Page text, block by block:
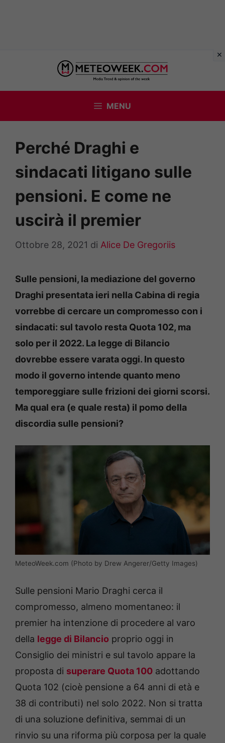
contenuto
MENU
Perché Draghi e
sindacati litigano sulle
pensioni. E come ne
uscirà il premier
Ottobre 28, 2021 di Alice De Gregoriis
Sulle pensioni, la mediazione del governo
Draghi presentata ieri nella Cabina di regia
vorrebbe di cercare un compromesso con i
sindacati: sul tavolo resta Quota 102, ma
solo per il 2022. La legge di Bilancio
dovrebbe essere varata oggi. In questo
modo il governo intende quanto meno
temporeggiare sulle frizioni dei giorni scorsi.
Ma qual era (e quale resta) il pomo della
discordia sulle pensioni?
MeteoWeek.com (Photo by Drew Angerer/Getty Images)
Sulle pensioni Mario Draghi cerca il
compromesso, almeno momentaneo: il
premier ha intenzione di procedere al varo
della legge di Bilancio proprio oggi in
Consiglio dei ministri e sul tavolo appare la
proposta di superare Quota 100 adottando
Quota 102 (cioè pensione a 64 anni di età e
38 di contributi) nel solo 2022. Non si tratta
di una soluzione definitiva, semmai di un
rinvio su una riforma più corposa per la quale